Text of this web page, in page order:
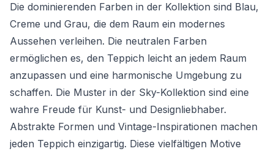
Die dominierenden Farben in der Kollektion sind Blau,
Creme und Grau, die dem Raum ein modernes
Aussehen verleihen. Die neutralen Farben
ermöglichen es, den Teppich leicht an jedem Raum
anzupassen und eine harmonische Umgebung zu
schaffen. Die Muster in der Sky-Kollektion sind eine
wahre Freude für Kunst- und Designliebhaber.
Abstrakte Formen und Vintage-Inspirationen machen
jeden Teppich einzigartig. Diese vielfältigen Motive